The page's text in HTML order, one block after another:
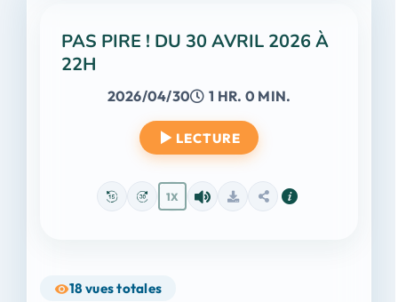
PAS PIRE ! DU 30 AVRIL 2026 À
22H
2026/04/30 1 HR. 0 MIN.
LECTURE
1X
18 vues totales